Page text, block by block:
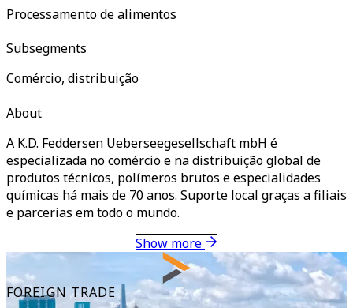
Processamento de alimentos
Subsegments
Comércio, distribuição
About
A K.D. Feddersen Ueberseegesellschaft mbH é
especializada no comércio e na distribuição global de
produtos técnicos, polímeros brutos e especialidades
químicas há mais de 70 anos. Suporte local graças a filiais
e parcerias em todo o mundo.
Show more
FOREIGN TRADE